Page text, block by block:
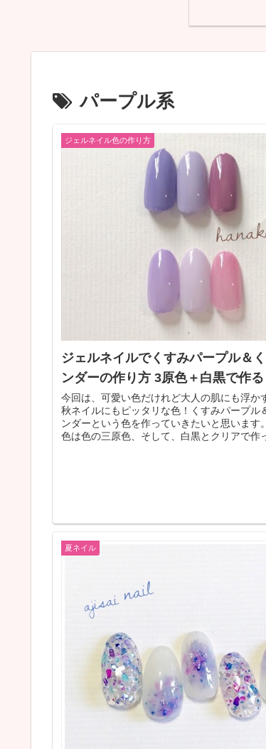
パープル系
ジェルネイル色の作り方
ジェルネイルでくすみパープル＆
ンダーの作り方 3原色＋白黒で作る
今回は、可愛い色だけれど大人の肌にも浮か
秋ネイルにもピッタリな色！くすみパープル
ンダーという色を作っていきたいと思います
色は色の三原色、そして、白黒とクリアで作
夏ネイル